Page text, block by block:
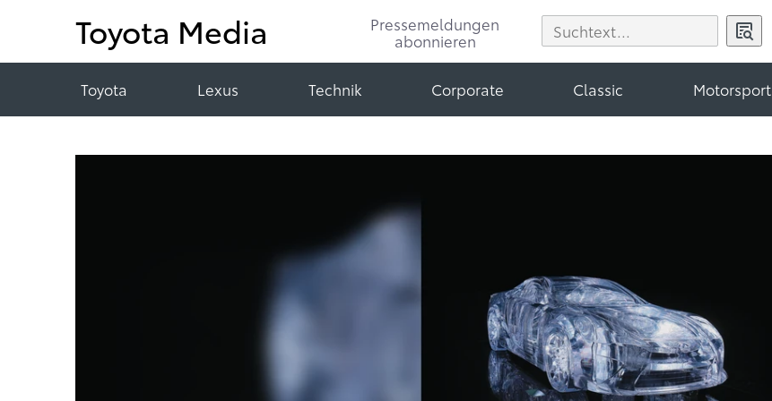
Toyota Media
Pressemeldungen
abonnieren
Toyota Lexus Technik Corporate Classic Motorsport